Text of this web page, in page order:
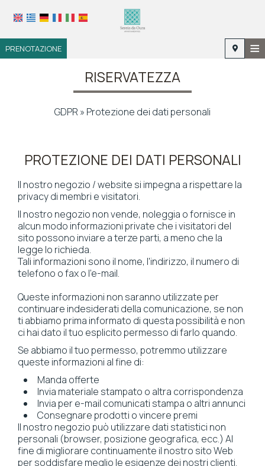
≡
PRENOTAZIONE
HOME
POSIZIONE
ALLOGGIO
GALLERIA FOTOGRAFICA
RICHIESTA
CONTATTI
RISERVATEZZA
GDPR » Protezione dei dati personali
PROTEZIONE DEI DATI PERSONALI
Il nostro negozio / website si impegna a rispettare la
privacy di membri e visitatori.
Il nostro negozio non vende, noleggia o fornisce in
alcun modo informazioni private che i visitatori del
sito possono inviare a terze parti, a meno che la
legge lo richieda.
Tali informazioni sono il nome, l'indirizzo, il numero di
telefono o fax o l'e-mail.
Queste informazioni non saranno utilizzate per
continuare indesiderati della comunicazione, se non
ti abbiamo prima informato di questa possibilità e non
ci hai dato il tuo esplicito permesso di farlo quando.
Se abbiamo il tuo permesso, potremmo utilizzare
queste informazioni al fine di:
Manda offerte
Invia materiale stampato o altra corrispondenza
Invia per e-mail comunicati stampa o altri annunci
Consegnare prodotti o vincere premi
Il nostro negozio può utilizzare dati statistici non
personali (browser, posizione geografica, ecc.) Al
fine di migliorare continuamente il nostro sito Web
per soddisfare meglio le esigenze dei nostri clienti.